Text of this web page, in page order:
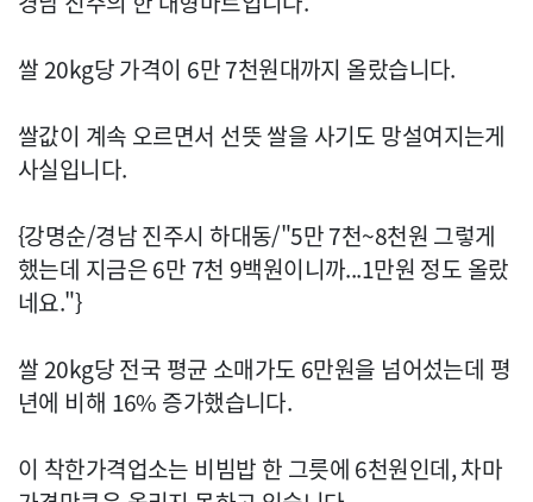
쌀 20kg당 가격이 6만 7천원대까지 올랐습니다.
쌀값이 계속 오르면서 선뜻 쌀을 사기도 망설여지는게
사실입니다.
{강명순/경남 진주시 하대동/"5만 7천~8천원 그렇게
했는데 지금은 6만 7천 9백원이니까...1만원 정도 올랐
네요."}
쌀 20kg당 전국 평균 소매가도 6만원을 넘어섰는데 평
년에 비해 16% 증가했습니다.
이 착한가격업소는 비빔밥 한 그릇에 6천원인데, 차마